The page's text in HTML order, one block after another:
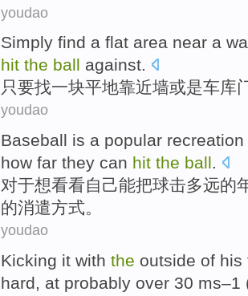
youdao
Simply find a flat area near a
hit the ball against.
只要找一块平地靠近墙或是车库
youdao
Baseball is a popular recreation
how far they can hit the ball.
对于想看看自己能把球击多远的
的消遣方式。
youdao
Kicking it with the outside of
hard, at probably over 30 ms–1